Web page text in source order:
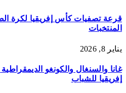
المنتخبات
يناير 8, 2026
غانا والسنغال والكونغو
إفريقيا للشباب